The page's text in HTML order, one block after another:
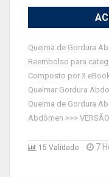
Queima de Gordura
Reembolso para
Composto por 3
Queimar Gordura
Queima de Gordura
Abdômen >>>
15 Validado 7